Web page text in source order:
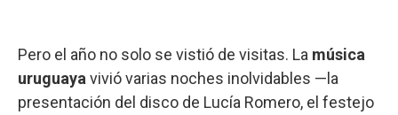
Pero el año no solo se vistió de visitas. La música
uruguaya vivió varias noches inolvidables —la
presentación del disco de Lucía Romero, el festejo